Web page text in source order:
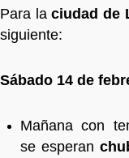
Para laciudad de
siguiente:
Sábado 14 de
Mañana con
se esperan